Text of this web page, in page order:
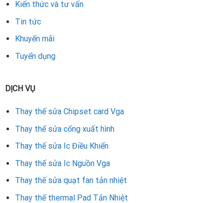
Kiến thức và tư vấn
Tin tức
Khuyến mãi
Tuyển dụng
DỊCH VỤ
Thay thế sửa Chipset card Vga
Thay thế sửa cổng xuất hình
Thay thế sửa Ic Điều Khiển
Thay thế sửa Ic Nguồn Vga
Thay thế sửa quạt fan tản nhiệt
Thay thế thermal Pad Tản Nhiệt